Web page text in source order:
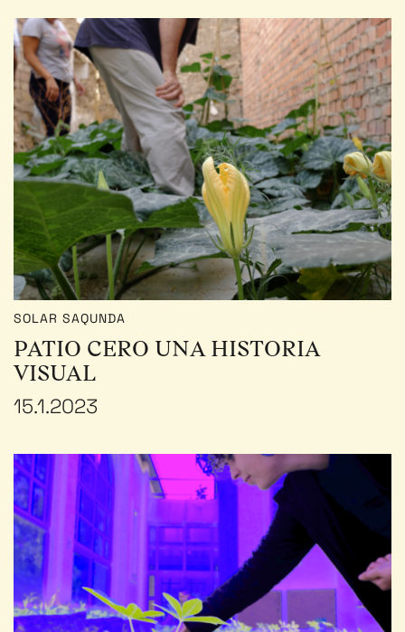
SOLAR SAQUNDA
PATIO CERO UNA HISTORIA
VISUAL
15.1.2023